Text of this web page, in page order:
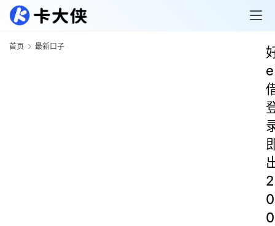
首页 最新口子
e
2
0
0